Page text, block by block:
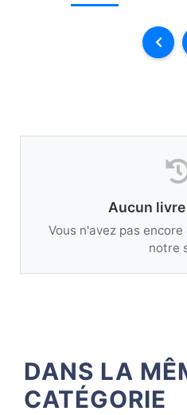
Aucun
Vous n'avez pas
notre
DANS LA
CATÉGORIE